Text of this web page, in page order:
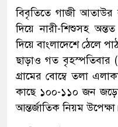
বিবৃতিতে গাজী আতাউর
দিয়ে নারী-শিশুসহ
দিয়ে বাংলাদেশে ঠেলে
ছাড়াও গত বৃহস্পতিবার
গ্রামের বোম্বে তলা
কাছে ১০০-১১০ জন
আন্তর্জাতিক নিয়ম উপেক্ষা।